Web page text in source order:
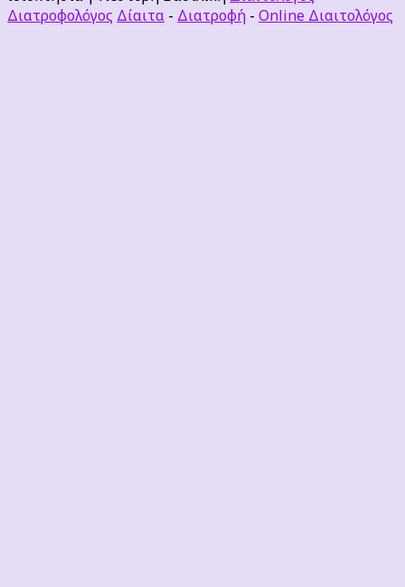
Διατροφολόγος Δίαιτα - Διατροφή - Online Διαιτολόγος